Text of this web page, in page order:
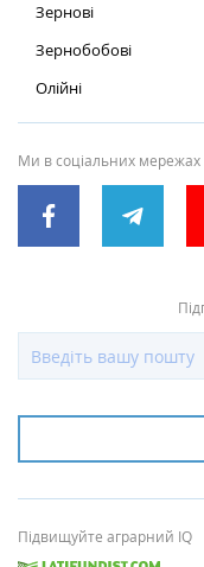
Зернові
Зернобобові
Олійні
Ми в соціальних мережах
Підвищуйте аграрний IQ